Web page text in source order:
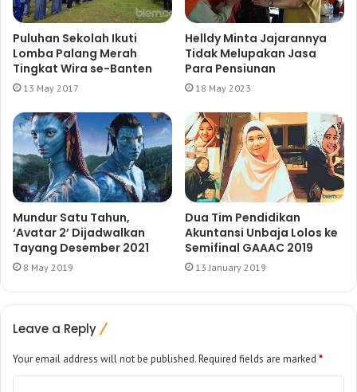
Puluhan Sekolah Ikuti
Lomba Palang Merah
Tingkat Wira se-Banten
13 May 2017
Helldy Minta Jajarannya
Tidak Melupakan Jasa
Para Pensiunan
18 May 2023
Mundur Satu Tahun,
‘Avatar 2’ Dijadwalkan
Tayang Desember 2021
8 May 2019
Dua Tim Pendidikan
Akuntansi Unbaja Lolos ke
Semifinal GAAAC 2019
13 January 2019
Leave a Reply
Your email address will not be published.Required fields are marked *